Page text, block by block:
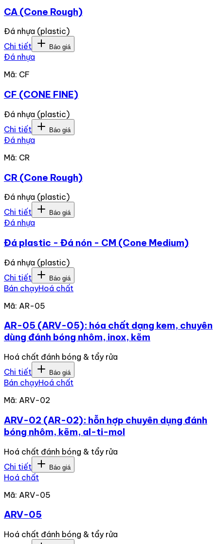
CA (Cone Rough)
Đá nhựa (plastic)
Chi tiết
Báo giá
Đá nhựa
Mã: CF
CF (CONE FINE)
Đá nhựa (plastic)
Chi tiết
Báo giá
Đá nhựa
Mã: CR
CR (Cone Rough)
Đá nhựa (plastic)
Chi tiết
Báo giá
Đá nhựa
Đá plastic - Đá nón - CM (Cone Medium)
Đá nhựa (plastic)
Chi tiết
Báo giá
Bán chạyHoá chất
Mã: AR-05
AR-05 (ARV-05): hóa chất dạng kem, chuyên
dùng đánh bóng nhôm, inox, kẽm
Hoá chất đánh bóng & tẩy rửa
Chi tiết
Báo giá
Bán chạyHoá chất
Mã: ARV-02
ARV-02 (AR-02): hỗn hợp chuyên dụng đánh
bóng nhôm, kẽm, al-ti-mol
Hoá chất đánh bóng & tẩy rửa
Chi tiết
Báo giá
Hoá chất
Mã: ARV-05
ARV-05
Hoá chất đánh bóng & tẩy rửa